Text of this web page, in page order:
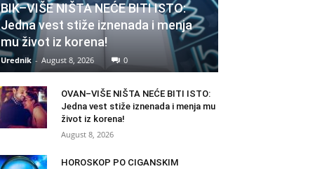
BIK–VIŠE NIŠTA NEĆE BITI ISTO:
Jedna vest stiže iznenada i menja
mu život iz korena!
Urednik - August 8, 2026 0
OVAN–VIŠE NIŠTA NEĆE BITI ISTO:
Jedna vest stiže iznenada i menja mu
život iz korena!
August 8, 2026
HOROSKOP PO CIGANSKIM